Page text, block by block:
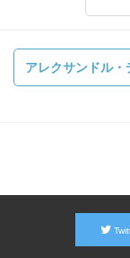
アレクサンドル